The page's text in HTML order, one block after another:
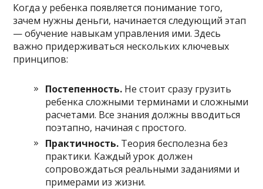
Когда у ребенка появляется понимание того,
зачем нужны деньги, начинается следующий этап
— обучение навыкам управления ими. Здесь
важно придерживаться нескольких ключевых
принципов:
Постепенность. Не стоит сразу грузить
ребенка сложными терминами и сложными
расчетами. Все знания должны вводиться
поэтапно, начиная с простого.
Практичность. Теория бесполезна без
практики. Каждый урок должен
сопровождаться реальными заданиями и
примерами из жизни.